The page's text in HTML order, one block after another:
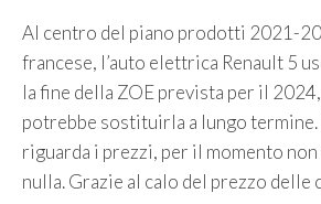
Al centro del piano prodotti 2021-
francese, l’auto elettrica Renault 5
la fine della ZOE prevista per il
potrebbe sostituirla a lungo termine.
riguarda i prezzi, per il momento
nulla. Grazie al calo del prezzo